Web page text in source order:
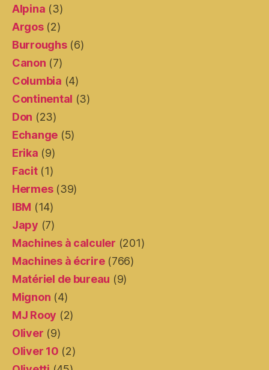
Alpina (3)
Argos(2)
Burroughs(6)
Canon (7)
Columbia (4)
Continental (3)
Don (23)
Echange (5)
Erika (9)
Facit(1)
Hermes(39)
IBM (14)
Japy (7)
Machines à calculer (201)
Machines à écrire(766)
Matériel de bureau (9)
Mignon (4)
MJ Rooy (2)
Oliver (9)
Oliver 10 (2)